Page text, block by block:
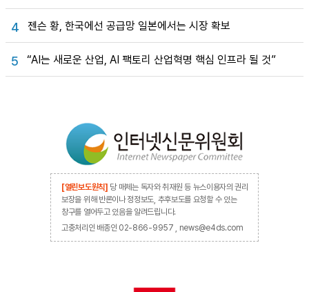
4 젠슨 황, 한국에선 공급망 일본에서는 시장 확보
5 “AI는 새로운 산업, AI 팩토리 산업혁명 핵심 인프라 될 것”
[열린보도원칙] 당 매체는 독자와 취재원 등 뉴스이용자의 권리
보장을 위해 반론이나 정정보도, 추후보도를 요청할 수 있는
창구를 열어두고 있음을 알려드립니다.
고충처리인 배종인 02-866-9957 , news@e4ds.com